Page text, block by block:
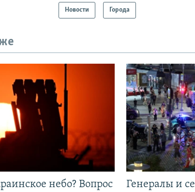
Новости Города
небо? Вопрос
Генералы и